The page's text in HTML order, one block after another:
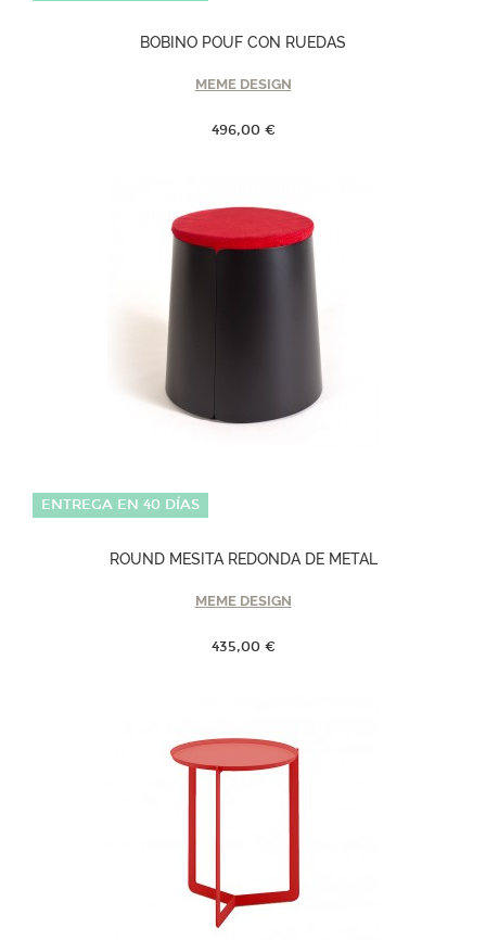
BOBINO POUF CON RUEDAS
MEME DESIGN
496,00 €
ENTREGA EN 40 DÍAS
ROUND MESITA REDONDA DE METAL
MEME DESIGN
435,00 €